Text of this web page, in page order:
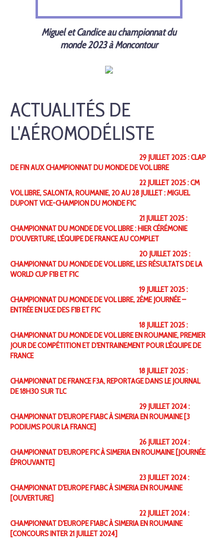
Miguel et Candice au championnat du
monde 2023 à Moncontour
ACTUALITÉS DE
L'AÉROMODÉLISTE
29 JUILLET 2025 : CLAP
DE FIN AUX CHAMPIONNAT DU MONDE DE VOL LIBRE
22 JUILLET 2025 : CM
VOL LIBRE, SALONTA, ROUMANIE, 20 AU 28 JUILLET : MIGUEL
DUPONT VICE-CHAMPION DU MONDE F1C
21 JUILLET 2025 :
CHAMPIONNAT DU MONDE DE VOL LIBRE : HIER CÉRÉMONIE
D'OUVERTURE, L'ÉQUIPE DE FRANCE AU COMPLET
20 JUILLET 2025 :
CHAMPIONNAT DU MONDE DE VOL LIBRE, LES RÉSULTATS DE LA
WORLD CUP F1B ET F1C
19 JUILLET 2025 :
CHAMPIONNAT DU MONDE DE VOL LIBRE, 2ÈME JOURNÉE –
ENTRÉE EN LICE DES F1B ET F1C
18 JUILLET 2025 :
CHAMPIONNAT DU MONDE DE VOL LIBRE EN ROUMANIE, PREMIER
JOUR DE COMPÉTITION ET D'ENTRAINEMENT POUR L'ÉQUIPE DE
FRANCE
18 JUILLET 2025 :
CHAMPIONNAT DE FRANCE F3A, REPORTAGE DANS LE JOURNAL
DE 18H30 SUR TLC
29 JUILLET 2024 :
CHAMPIONNAT D'EUROPE F1ABC À SIMERIA EN ROUMAINE [3
PODIUMS POUR LA FRANCE]
26 JUILLET 2024 :
CHAMPIONNAT D'EUROPE F1C À SIMERIA EN ROUMAINE [JOURNÉE
ÉPROUVANTE]
23 JUILLET 2024 :
CHAMPIONNAT D'EUROPE F1ABC À SIMERIA EN ROUMAINE
[OUVERTURE]
22 JUILLET 2024 :
CHAMPIONNAT D'EUROPE F1ABC À SIMERIA EN ROUMAINE
[CONCOURS INTER 21 JUILLET 2024]